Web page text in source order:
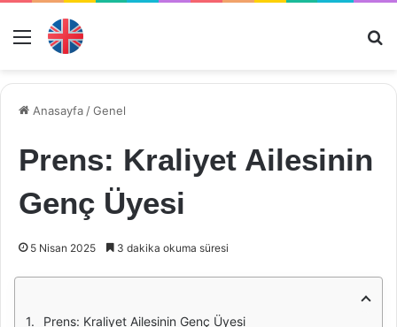
Menü
Anasayfa /Genel
Prens: Kraliyet Ailesinin
Genç Üyesi
5 Nisan 2025 3 dakika okuma süresi
Prens: Kraliyet Ailesinin Genç Üyesi